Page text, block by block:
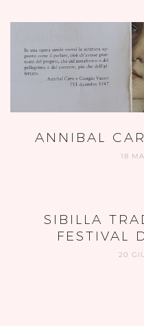
ANNIBAL
18
SIBILLA
FESTIVAL
20